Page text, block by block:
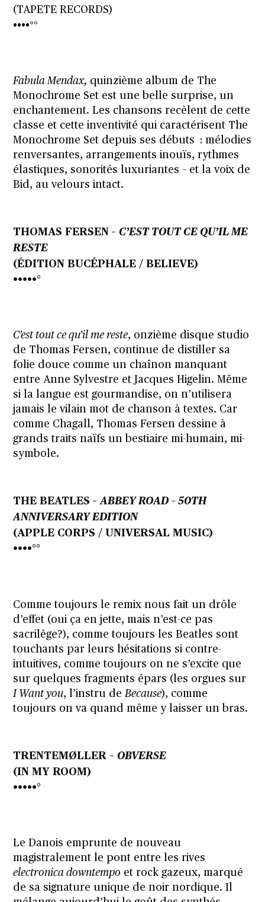
(TAPETE RECORDS)
••••°°
Fabula Mendax, quinzième album de The
Monochrome Set est une belle surprise, un
enchantement. Les chansons recèlent de cette
classe et cette inventivité qui caractérisent The
Monochrome Set depuis ses débuts : mélodies
renversantes, arrangements inouïs, rythmes
élastiques, sonorités luxuriantes – et la voix de
Bid, au velours intact.
THOMAS FERSEN –C’EST TOUT CE QU’IL ME
RESTE
(ÉDITION BUCÉPHALE / BELIEVE)
•••••°
C’est tout ce qu’il me reste, onzième disque studio
de Thomas Fersen, continue de distiller sa
folie douce comme un chaînon manquant
entre Anne Sylvestre et Jacques Higelin. Même
si la langue est gourmandise, on n’utilisera
jamais le vilain mot de chanson à textes. Car
comme Chagall, Thomas Fersen dessine à
grands traits naïfs un bestiaire mi-humain, mi-
symbole.
THE BEATLES –ABBEY ROAD – 50TH
ANNIVERSARY EDITION
(APPLE CORPS / UNIVERSAL MUSIC)
••••°°
Comme toujours le remix nous fait un drôle
d’effet (oui ça en jette, mais n’est-ce pas
sacrilège?), comme toujours les Beatles sont
touchants par leurs hésitations si contre-
intuitives, comme toujours on ne s’excite que
sur quelques fragments épars (les orgues sur
I Want you, l’instru deBecause), comme
toujours on va quand même y laisser un bras.
TRENTEMØLLER –OBVERSE
(IN MY ROOM)
•••••°
Le Danois emprunte de nouveau
magistralement le pont entre les rives
electronica downtempo et rock gazeux, marqué
de sa signature unique de noir nordique. Il